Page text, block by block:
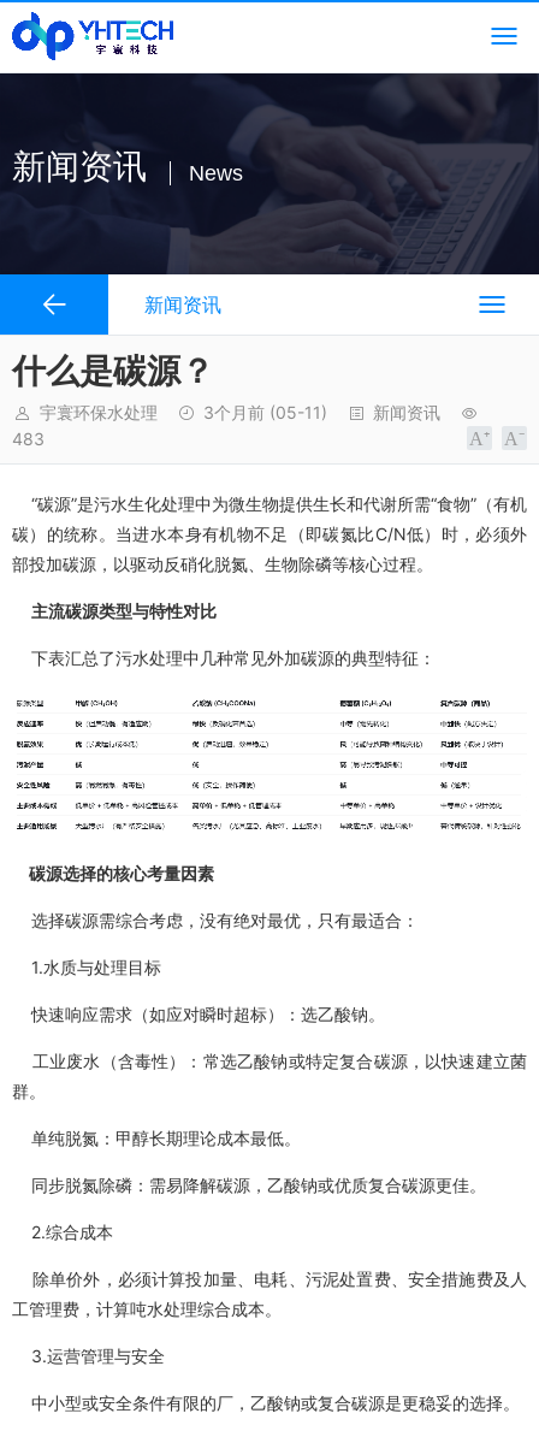
新闻资讯 News
新闻资讯
什么是碳源？
宇寰环保水处理 3个月前 (05-11)
新闻资讯
483
“碳源”是污水生化处理中为微生物提供生长和代谢所需“食物”（有机
碳）的统称。当进水本身有机物不足（即碳氮比C/N低）时，必须外
部投加碳源，以驱动反硝化脱氮、生物除磷等核心过程。
主流碳源类型与特性对比
下表汇总了污水处理中几种常见外加碳源的典型特征：
碳源选择的核心考量因素
选择碳源需综合考虑，没有绝对最优，只有最适合：
1.水质与处理目标
快速响应需求（如应对瞬时超标）：选乙酸钠。
工业废水（含毒性）：常选乙酸钠或特定复合碳源，以快速建立菌
群。
单纯脱氮：甲醇长期理论成本最低。
同步脱氮除磷：需易降解碳源，乙酸钠或优质复合碳源更佳。
2.综合成本
除单价外，必须计算投加量、电耗、污泥处置费、安全措施费及人
工管理费，计算吨水处理综合成本。
3.运营管理与安全
中小型或安全条件有限的厂，乙酸钠或复合碳源是更稳妥的选择。